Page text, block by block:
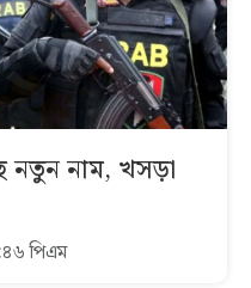
নতুন নাম, খসড়া
পিএম